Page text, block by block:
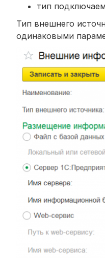
тип
Тип внешнего
одинаковыми